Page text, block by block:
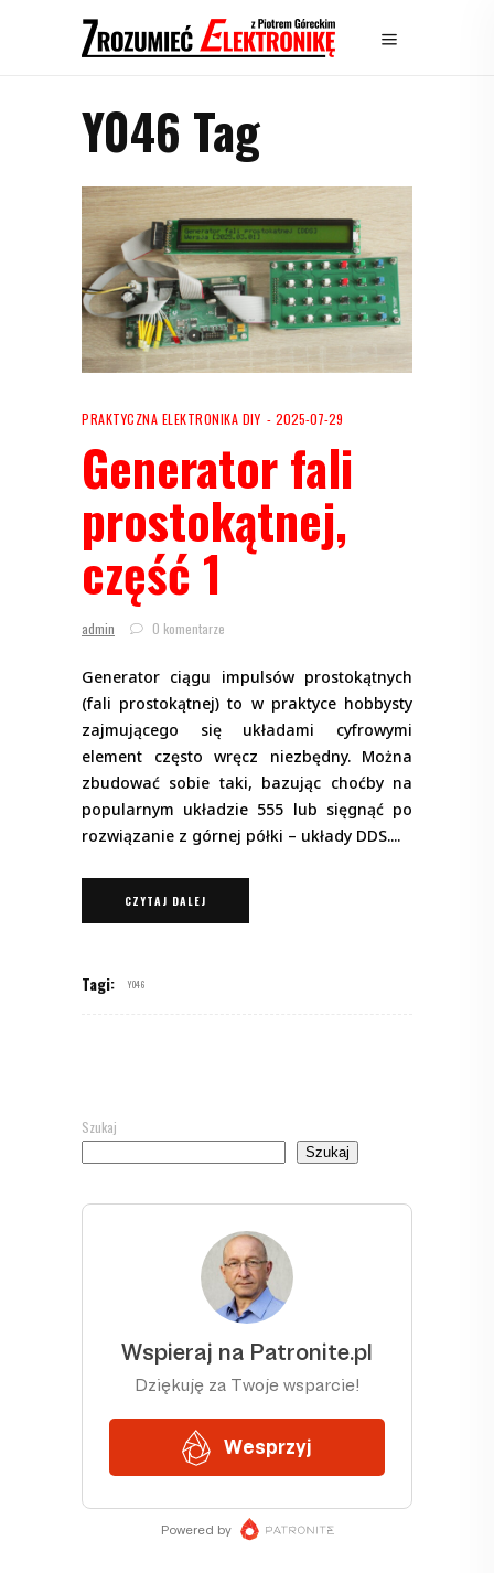
Y046 Tag
PRAKTYCZNA ELEKTRONIKA DIY 2025-07-29
Generator fali
prostokątnej,
część 1
admin 0 komentarze
Generator ciągu impulsów prostokątnych
(fali prostokątnej) to w praktyce hobbysty
zajmującego się układami cyfrowymi
element często wręcz niezbędny. Można
zbudować sobie taki, bazując choćby na
popularnym układzie 555 lub sięgnąć po
rozwiązanie z górnej półki – układy DDS.
CZYTAJ DALEJ
Tagi: Y046
Szukaj
Szukaj